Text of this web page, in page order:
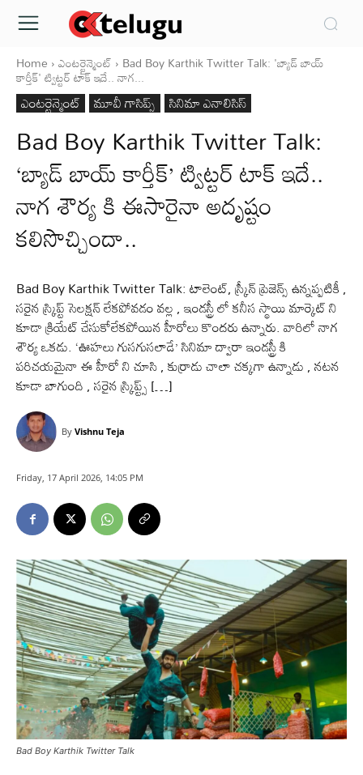
Home ఎంటర్టైన్మెంట్ Bad Boy Karthik Twitter Talk: 'బ్యాడ్ బాయ్
కార్తీక్' ట్విట్టర్ టాక్ ఇదే.. నాగ...
ఎంటర్టైన్మెంట్ మూవీ గాసిప్స్ సినిమా ఎనాలిసిస్
Bad Boy Karthik Twitter Talk:
‘బ్యాడ్ బాయ్ కార్తీక్’ ట్విట్టర్ టాక్ ఇదే..
నాగ శౌర్య కి ఈసారైనా అదృష్టం
కలిసొచ్చిందా..
Bad Boy Karthik Twitter Talk: టాలెంట్, స్క్రీన్ ప్రెజెన్స్ ఉన్నప్పటికీ ,
సరైన స్క్రిప్ట్ సెలక్షన్ లేకపోవడం వల్ల , ఇండస్ట్రీ లో కనీస స్థాయి మార్కెట్ ని
కూడా క్రియేట్ చేసుకోలేకపోయిన హీరోలు కొందరు ఉన్నారు. వారిలో నాగ
శౌర్య ఒకడు. ‘ఊహలు గుసగుసలాడే’ సినిమా ద్వారా ఇండస్ట్రీ కి
పరిచయమైనా ఈ హీరో ని చూసి , కుర్రాడు చాలా చక్కగా ఉన్నాడు , నటన
కూడా బాగుంది , సరైన స్క్రిప్ట్స్ […]
By Vishnu Teja
Friday, 17 April 2026, 14:05 PM
Bad Boy Karthik Twitter Talk